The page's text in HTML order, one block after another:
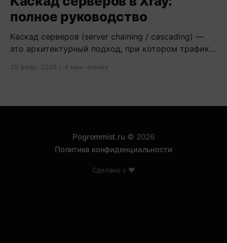
полное руководство
Каскад серверов (server chaining / cascading) —
это архитектурный подход, при котором трафик
серверов.
25 февр. 2026 г. 4 мин чтения
Pogrommist.ru © 2026
Политика конфиденциальности
Сделано с ❤️